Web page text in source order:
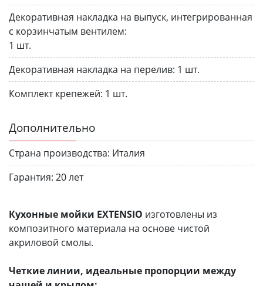
Декоративная накладка на выпуск, интегрированная
с корзинчатым вентилем:
1 шт.
Декоративная накладка на перелив: 1 шт.
Комплект крепежей: 1 шт.
Дополнительно
Страна производства: Италия
Гарантия: 20 лет
Кухонные мойки EXTENSIO изготовлены из
композитного материала на основе чистой
акриловой смолы.
Четкие линии, идеальные пропорции между